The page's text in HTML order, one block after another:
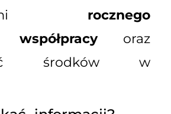
rocznego
współpracyoraz
środków w